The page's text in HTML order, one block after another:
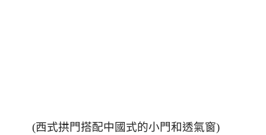
(西式拱門搭配中國式的小門和透氣窗)